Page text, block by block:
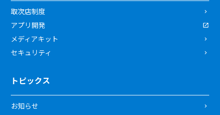
取次店制度
アプリ開発
メディアキット
セキュリティ
トピックス
お知らせ